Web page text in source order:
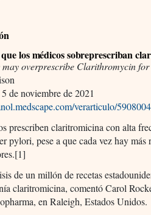
los médicos sobreprescriban
overprescribe Clarithromycin
5 de noviembre de 2021
verarticulo/5908004
prescriben claritromicina con alta
pylori, pese a que cada vez hay
de un millón de recetas
claritromicina, comentó Carol
en Raleigh, Estados Unidos.